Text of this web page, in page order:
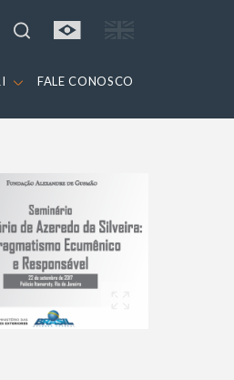
FALE CONOSCO